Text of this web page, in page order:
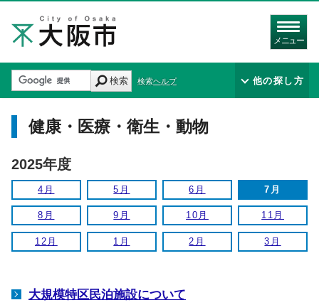
メニュー
検索 検索ヘルプ 他の探し方
健康・医療・衛生・動物
2025年度
4月 5月 6月 7月
8月 9月 10月 11月
12月 1月 2月 3月
大規模特区民泊施設について